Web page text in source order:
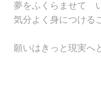
夢をふくらませて
気分よく身につける
願いはきっと現実へ